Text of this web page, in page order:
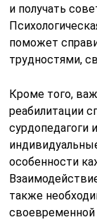
и получать
поможет
трудностями,
Кроме того,
реабилитации
сурдопедагоги
особенности
также
своевременной